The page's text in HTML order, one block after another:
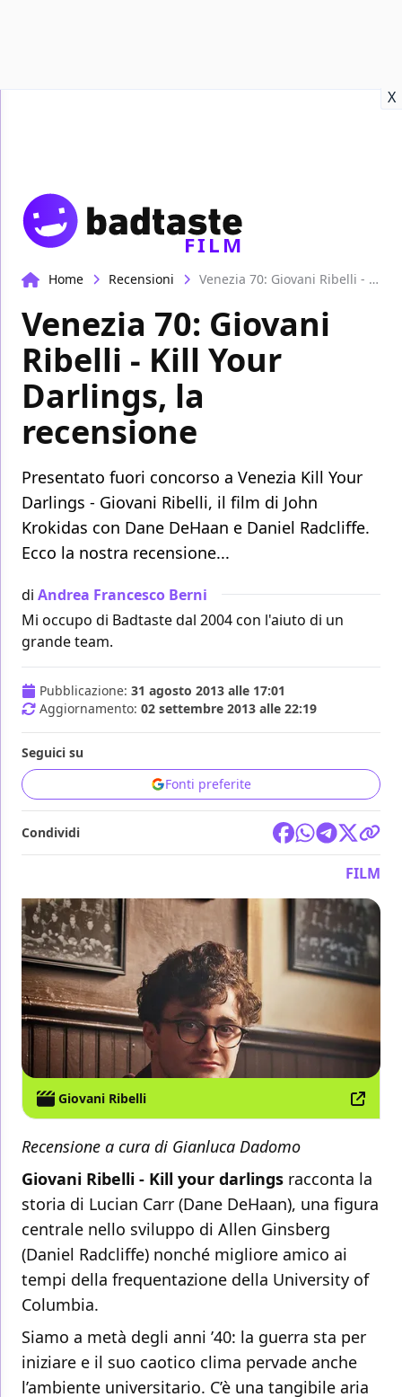
X
FILM
Home Recensioni Venezia 70: Giovani Ribelli - Kill Your Darlings, la recensione
Venezia 70: Giovani
Ribelli - Kill Your
Darlings, la
recensione
Presentato fuori concorso a Venezia Kill Your
Darlings - Giovani Ribelli, il film di John
Krokidas con Dane DeHaan e Daniel Radcliffe.
Ecco la nostra recensione...
di Andrea Francesco Berni
Mi occupo di Badtaste dal 2004 con l'aiuto di un
grande team.
Pubblicazione: 31 agosto 2013 alle 17:01
Aggiornamento: 02 settembre 2013 alle 22:19
Seguici su
Fonti preferite
Condividi
FILM
Giovani Ribelli
Recensione a cura di Gianluca Dadomo
Giovani Ribelli - Kill your darlings racconta la
storia di Lucian Carr (Dane DeHaan), una figura
centrale nello sviluppo di Allen Ginsberg
(Daniel Radcliffe) nonché migliore amico ai
tempi della frequentazione della University of
Columbia.
Siamo a metà degli anni ’40: la guerra sta per
iniziare e il suo caotico clima pervade anche
l’ambiente universitario. C’è una tangibile aria